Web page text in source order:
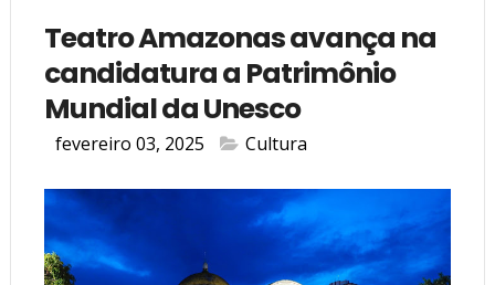
Teatro Amazonas avança na
candidatura a Patrimônio
Mundial da Unesco
fevereiro 03, 2025 Cultura